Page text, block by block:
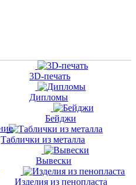
3D-печать
Дипломы
Бейджи
Таблички из металла
Вывески
Изделия из пенопласта